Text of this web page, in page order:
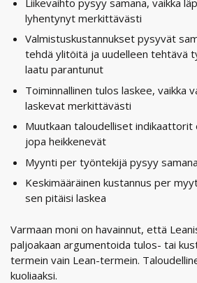
lyhentynyt merkittävästi
Valmistuskustannukset pysyvät
tehdä ylitöitä ja uudelleen tehtävä
laatu parantunut
Toiminnallinen tulos laskee, vaikka
laskevat merkittävästi
Muutkaan taloudelliset indikaattorit
jopa heikkenevät
Myynti per työntekijä pysyy
Keskimääräinen kustannus per
sen pitäisi laskea
Varmaan moni on havainnut, että
paljoakaan argumentoida tulos- tai
termein vain Lean-termein.
kuoliaaksi.